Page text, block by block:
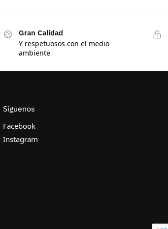
Gran Calidad
Y respetuosos con el medio
ambiente
Síguenos
Facebook
Instagram